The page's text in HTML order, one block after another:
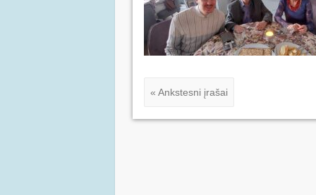
« Ankstesni įrašai